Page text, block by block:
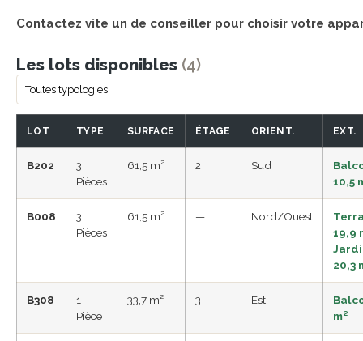
Contactez vite un de conseiller pour choisir votre
Les lots disponibles (4)
LOT TYPE SURFACE ÉTAGE ORIENT. EXT.
B202
3
Pièces
61,5 m² 2 Sud
10,5
B008
3
Pièces
61,5 m² — Nord/Ouest
19,9
20,3
B308
1
Pièce
33,7 m² 3 Est
m²